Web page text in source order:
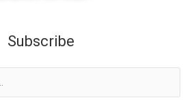
Subscribe